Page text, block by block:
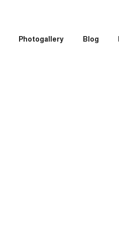
Photogallery Blog